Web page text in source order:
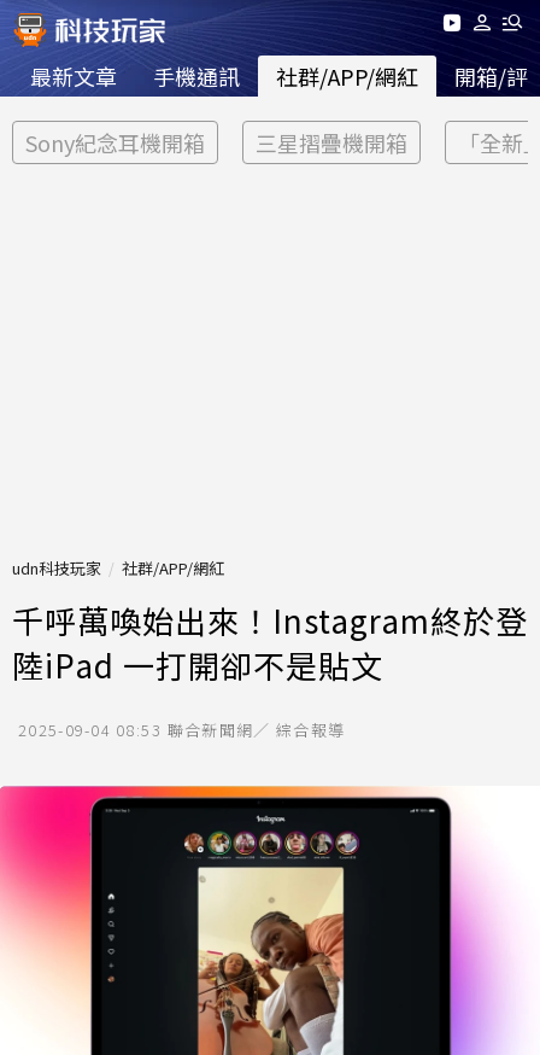
最新文章 手機通訊 社群/APP/網紅 開箱/評
Sony紀念耳機開箱 三星摺疊機開箱 「全新
udn科技玩家 社群/APP/網紅
千呼萬喚始出來！Instagram終於登
陸iPad 一打開卻不是貼文
2025-09-04 08:53 聯合新聞網／ 綜合報導